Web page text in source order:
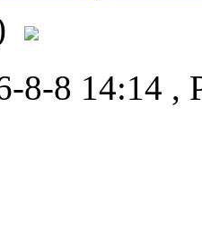
8-8 14:14 ,